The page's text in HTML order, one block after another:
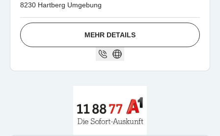
8230 Hartberg Umgebung
MEHR DETAILS